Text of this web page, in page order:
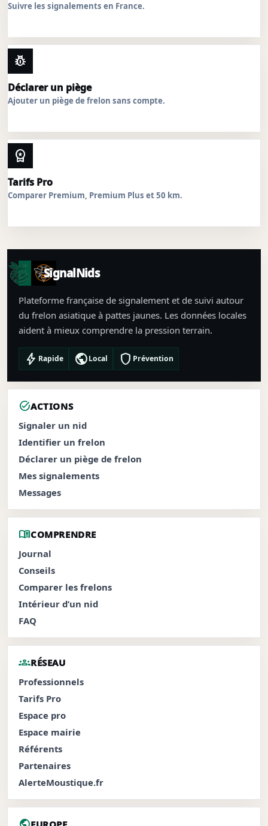
Suivre les signalements en France.
pest_control
Déclarer un piège
Ajouter un piège de frelon sans compte.
workspace_premium
Tarifs Pro
Comparer Premium, Premium Plus et 50 km.
SignalNids
Plateforme française de signalement et de suivi autour
du frelon asiatique à pattes jaunes. Les données locales
aident à mieux comprendre la pression terrain.
bolt Rapide publicLocal shield Prévention
task_altACTIONS
Signaler un nid
Identifier un frelon
Déclarer un piège de frelon
Mes signalements
Messages
menu_bookCOMPRENDRE
Journal
Conseils
Comparer les frelons
Intérieur d’un nid
FAQ
groupsRÉSEAU
Professionnels
Tarifs Pro
Espace pro
Espace mairie
Référents
Partenaires
AlerteMoustique.fr